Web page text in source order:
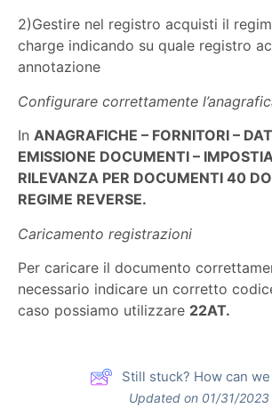
2)Gestire nel registro acquisti il
charge indicando su quale registro
annotazione
Configurare correttamente
In ANAGRAFICHE – FORNITORI –
EMISSIONE DOCUMENTI –
RILEVANZA PER DOCUMENTI 40
REGIME REVERSE.
Caricamento registrazioni
Per caricare il documento
necessario indicare un corretto
caso possiamo utilizzare 22AT.
Still stuck? How can
Updated on 01/31/2023